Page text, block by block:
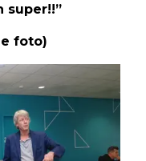
super!!”
foto)